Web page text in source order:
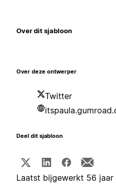
Over dit sjabloon
Over deze ontwerper
Twitter
Deel dit sjabloon
Laatst bijgewerkt 56 jaar